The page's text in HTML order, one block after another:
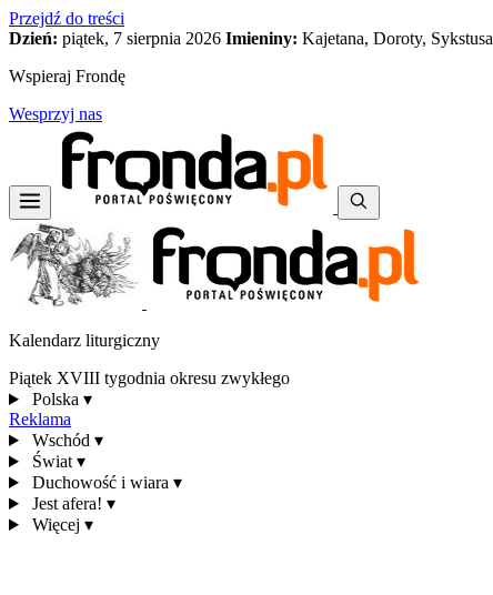
Przejdź do treści
Dzień: piątek, 7 sierpnia 2026 Imieniny: Kajetana, Doroty, Sykstusa
Wspieraj Frondę
Wesprzyj nas
Kalendarz liturgiczny
Piątek XVIII tygodnia okresu zwykłego
Polska ▾
Reklama
Wschód ▾
Świat ▾
Duchowość i wiara ▾
Jest afera! ▾
Więcej ▾